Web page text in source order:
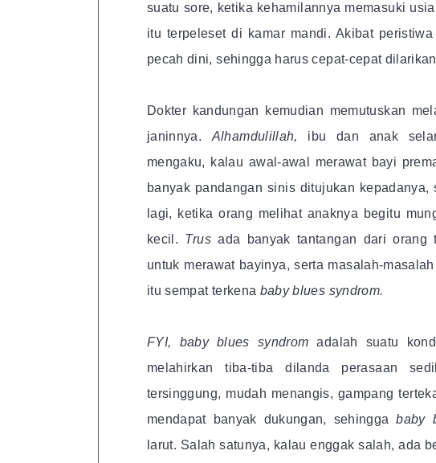
suatu sore, ketika kehamilannya memasuki
itu terpeleset di kamar mandi. Akibat
pecah dini, sehingga harus cepat-cepat
Dokter kandungan kemudian memutuskan
janinnya. Alhamdulillah, ibu dan anak
mengaku, kalau awal-awal merawat bayi
banyak pandangan sinis ditujukan
lagi, ketika orang melihat anaknya begitu
kecil. Trusada banyak tantangan dari orang
untuk merawat bayinya, serta masalah-
itu sempat terkena baby blues syndrom.
FYI, baby blues syndromadalah suatu
melahirkan tiba-tiba dilanda perasaan
tersinggung, mudah menangis, gampang
mendapat banyak dukungan, sehinggababy
larut. Salah satunya, kalau enggak salah, ada